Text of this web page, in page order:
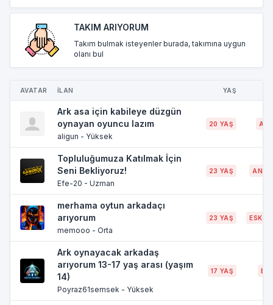
TAKIM ARIYORUM
Takım bulmak isteyenler burada, takımına uygun
olanı bul
AVATAR İLAN YAŞ
Ark asa için kabileye düzgün
oynayan oyuncu lazım
aligun - Yüksek
20 YAŞ
Topluluğumuza Katılmak İçin
Seni Bekliyoruz!
Efe-20 - Uzman
23 YAŞ
merhama oytun arkadaçı
arıyorum
memooo - Orta
23 YAŞ
Ark oynayacak arkadaş
arıyorum 13-17 yaş arası (yaşım
14)
Poyraz61semsek - Yüksek
17 YAŞ